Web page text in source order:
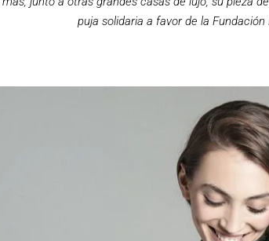
puja solidaria a favor de la Fundación